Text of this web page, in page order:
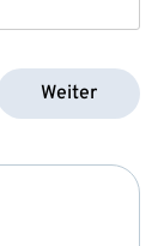
Weiter